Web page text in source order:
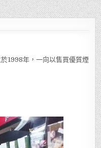
1998年，一向以售買優質煙